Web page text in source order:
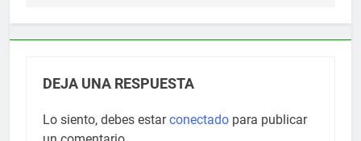
DEJA UNA RESPUESTA
Lo siento, debes estarconectado para publicar